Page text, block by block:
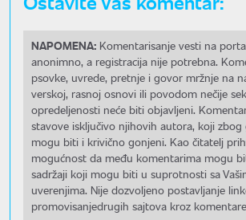
NAPOMENA: Komentarisanje vesti na
anonimno, a registracija nije potrebna.
psovke, uvrede, pretnje i govor mržnje na
verskoj, rasnoj osnovi ili povodom nečije
opredeljenosti neće biti objavljeni.
stavove isključivo njihovih autora, koji
mogu biti i krivično gonjeni. Kao čitatelj
mogućnost da među komentarima mogu
sadržaji koji mogu biti u suprotnosti sa
uverenjima. Nije dozvoljeno postavljanje
promovisanjedrugih sajtova kroz